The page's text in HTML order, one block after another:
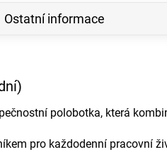
Ostatní informace
polobotka, která
pro každodenní pracovní